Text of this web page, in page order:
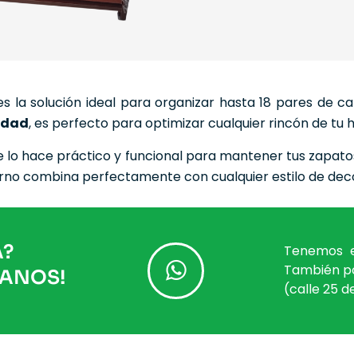
la solución ideal para organizar hasta 18 pares de
, es perfecto para optimizar cualquier rincón de tu
lo hace práctico y funcional para mantener tus
combina perfectamente con cualquier estilo de
Tenemos
También
(calle 25